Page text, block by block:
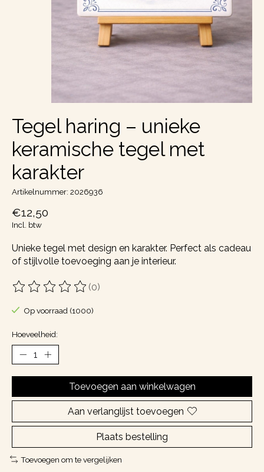
Tegel haring – unieke
keramische tegel met
karakter
Artikelnummer: 2026936
€12,50
Incl. btw
Unieke tegel met design en karakter. Perfect als cadeau
of stijlvolle toevoeging aan je interieur.
De beoordeling van dit product is
(0)
Op voorraad (1000)
Hoeveelheid:
Toevoegen aan winkelwagen
Aan verlanglijst toevoegen
Plaats bestelling
Toevoegen om te vergelijken